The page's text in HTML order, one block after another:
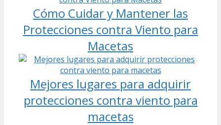
Cómo Cuidar y Mantener las
Protecciones contra Viento para
Macetas
Mejores lugares para adquirir
protecciones contra viento para
macetas